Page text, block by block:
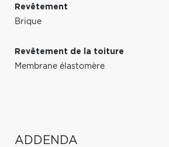
Revêtement
Brique
Revêtement de la toiture
Membrane élastomère
ADDENDA